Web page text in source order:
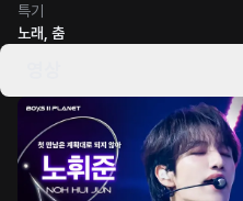
특기
노래, 춤